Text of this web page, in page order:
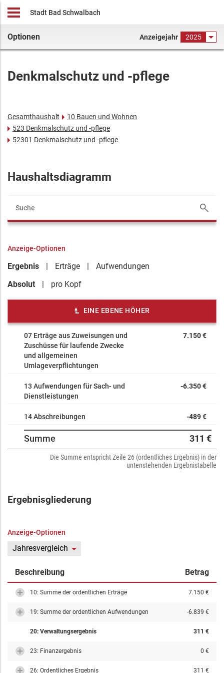
Stadt Bad Schwalbach
Optionen Anzeigejahr 2025
Denkmalschutz und -pflege
Gesamthaushalt
10 Bauen und Wohnen
523 Denkmalschutz und -pflege
52301 Denkmalschutz und -pflege
Haushaltsdiagramm
Anzeige-Optionen
Ergebnis Erträge
Aufwendungen
Absolut
pro Kopf
EINE EBENE HÖHER
07 Erträge aus Zuweisungen und
Zuschüsse für laufende Zwecke
und allgemeinen
Umlageverpflichtungen
7.150 €
13 Aufwendungen für Sach- und
Dienstleistungen
-6.350 €
14 Abschreibungen -489 €
Summe 311 €
Die Summe entspricht Zeile 26 (ordentliches Ergebnis) in der
untenstehenden Ergebnistabelle
Ergebnisgliederung
Anzeige-Optionen
Jahresvergleich
Beschreibung Betrag
10: Summe der ordentlichen Erträge 7.150 €
19: Summe der ordentlichen Aufwendungen -6.839 €
20: Verwaltungsergebnis 311 €
23: Finanzergebnis 0 €
26: Ordentliches Ergebnis 311 €